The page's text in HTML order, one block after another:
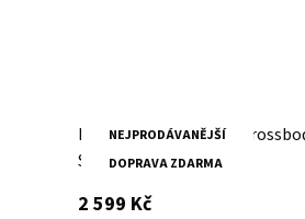
NEJPRODÁVANĚJŠÍ
DOPRAVA ZDARMA
Dámské tmavě hnědé
SPIKES & SPARROW
2 599 Kčs DPH